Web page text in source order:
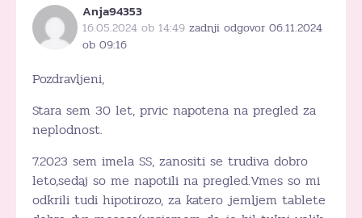
Anja94353
16.05.2024 ob 14:49 zadnji odgovor 06.11.2024
ob 09:16
Pozdravljeni,
Stara sem 30 let, prvic napotena na pregled za
neplodnost.
7.2023 sem imela SS, zanositi se trudiva dobro
leto,sedaj so me napotili na pregled.Vmes so mi
odkrili tudi hipotirozo, za katero jemljem tablete